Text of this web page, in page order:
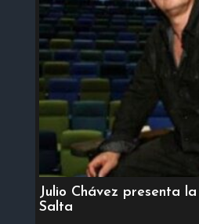
Julio Chávez presenta la
Salta